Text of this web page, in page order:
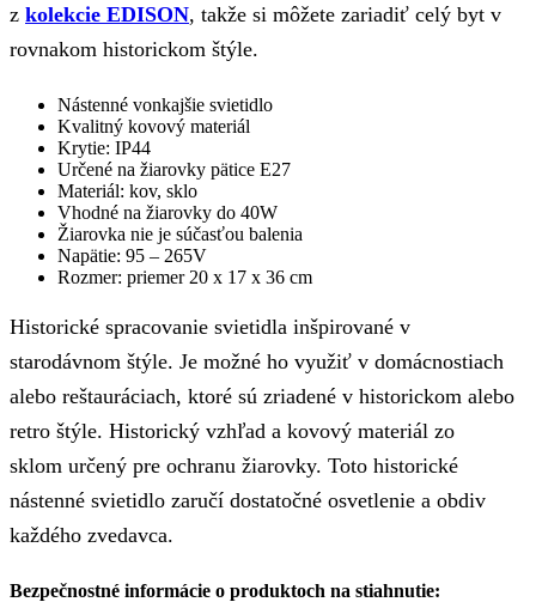
z kolekcie EDISON, takže si môžete zariadiť celý byt v
rovnakom historickom štýle.
Nástenné vonkajšie svietidlo
Kvalitný kovový materiál
Krytie: IP44
Určené na žiarovky pätice E27
Materiál: kov, sklo
Vhodné na žiarovky do 40W
Žiarovka nie je súčasťou balenia
Napätie: 95 – 265V
Rozmer: priemer 20 x 17 x 36 cm
Historické spracovanie svietidla inšpirované v
starodávnom štýle. Je možné ho využiť v domácnostiach
alebo reštauráciach, ktoré sú zriadené v historickom alebo
retro štýle. Historický vzhľad a kovový materiál zo
sklom určený pre ochranu žiarovky. Toto historické
nástenné svietidlo zaručí dostatočné osvetlenie a obdiv
každého zvedavca.
Bezpečnostné informácie o produktoch na stiahnutie: